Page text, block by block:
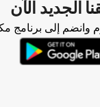
الجديد الآن
وانضم إلى